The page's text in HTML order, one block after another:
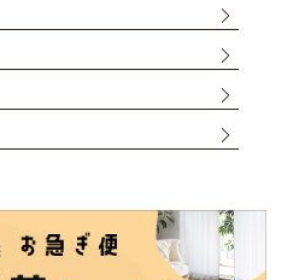
ツの描く、アメリカ生
気ない日常の中に、友
もが共感できる世界が